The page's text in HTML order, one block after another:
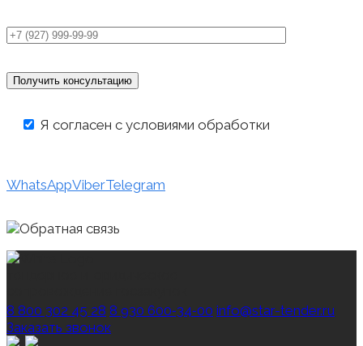
Я согласен с условиями обработки
WhatsAppViberTelegram
8 800 302 45 28 8 930 600‑34‑00 info@star-tender.ru
Заказать звонок